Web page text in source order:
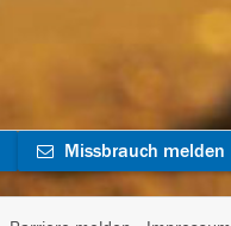
Missbrauch melden